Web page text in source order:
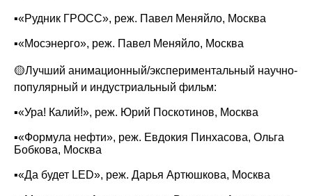
▪️«‎Рудник ГРОСС», реж. Павел Меняйло, Москва
▪️«‎Мосэнерго», реж. Павел Меняйло, Москва
🟡Лучший анимационный/экспериментальный научно-
популярный и индустриальный фильм:
▪️«‎Ура! Калий!», реж. Юрий Поскотинов, Москва
▪️«‎Формула нефти»‎, реж. Евдокия Пинхасова, Ольга
Бобкова, Москва
▪️«‎Да будет LED», реж. Дарья Артюшкова, Москва